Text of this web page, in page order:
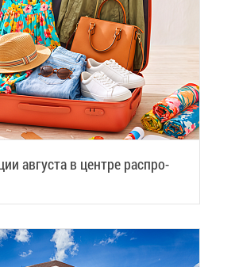
ав­гу­ста в цен­тре рас­про­